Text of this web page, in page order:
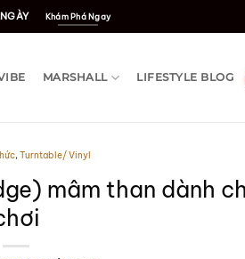
Khám Phá Ngay
MARSHALL LIFESTYLE BLOG
,Turntable/ Vinyl
mâm than dành